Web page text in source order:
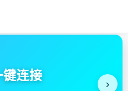
键连接
›